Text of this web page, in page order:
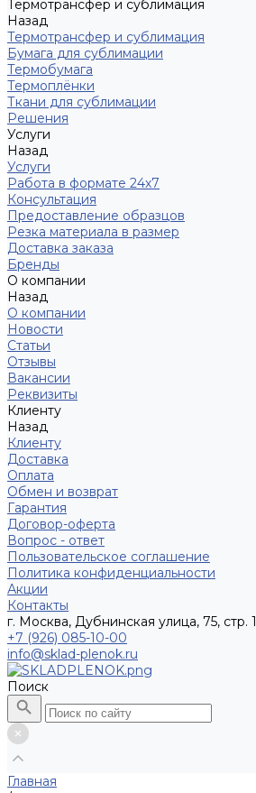
Термотрансфер и сублимация
Назад
Термотрансфер и сублимация
Бумага для сублимации
Термобумага
Термоплёнки
Ткани для сублимации
Решения
Услуги
Назад
Услуги
Работа в формате 24х7
Консультация
Предоставление образцов
Резка материала в размер
Доставка заказа
Бренды
О компании
Назад
О компании
Новости
Статьи
Отзывы
Вакансии
Реквизиты
Клиенту
Назад
Клиенту
Доставка
Оплата
Обмен и возврат
Гарантия
Договор-оферта
Вопрос - ответ
Пользовательское соглашение
Политика конфиденциальности
Акции
Контакты
г. Москва, Дубнинская улица, 75, стр. 1
+7 (926) 085-10-00
info@sklad-plenok.ru
Поиск
Главная